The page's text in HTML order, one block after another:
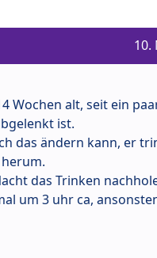
10.
Wochen alt, seit ein
ist.
das ändern kann, er
das Trinken
um 3 uhr ca,